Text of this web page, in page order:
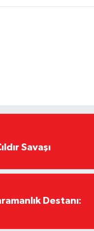
Savaşı
Destanı: